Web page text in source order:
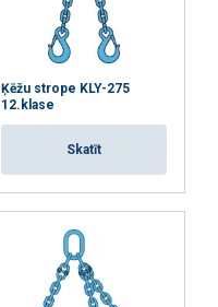
Ķēžu strope KLY-275
12.klase
Skatīt